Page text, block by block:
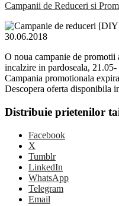
Campanii de Reduceri si
O noua campanie de
incalzire in pardoseala,
Campania promotionala
Descopera oferta disponibila
Distribuie prietenilor
Facebook
X
Tumblr
LinkedIn
WhatsApp
Telegram
Email